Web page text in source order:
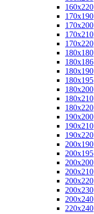
160x220
170x190
170x200
170x210
170x220
180x180
180x186
180x190
180x195
180x200
180x210
180x220
190x200
190x210
190x220
200x190
200x195
200x200
200x210
200x220
200x230
200x240
220x240